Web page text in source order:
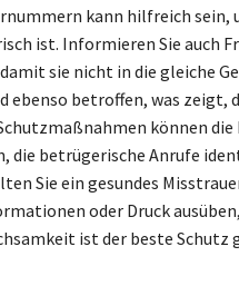
kann hilfreich sein,
ist. Informieren Sie auch
sie nicht in die gleiche
ebenso betroffen, was zeigt,
können
die betrügerische Anrufe
Sie ein gesundes
oder Druck
ist der beste Schutz